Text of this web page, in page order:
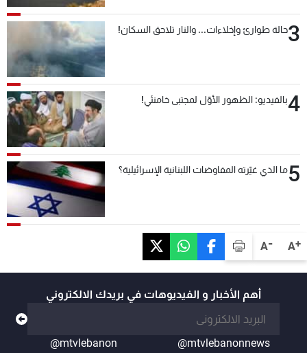
A+
A-
3حالة طوارئ وإخلاءات... والنار تلاحق السكان!
4بالفيديو: الظهور الأوّل لمجتبى خامنئي!
5ما الذي غيّرته المفاوضات اللبنانية الإسرائيلية؟
أهم الأخبار و الفيديوهات في بريدك الالكتروني
@mtvlebanonnews
@mtvlebanon